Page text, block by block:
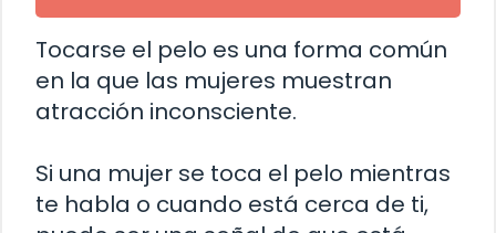
Tocarse el pelo es una forma común
en la que las mujeres muestran
atracción inconsciente.
Si una mujer se toca el pelo mientras
te habla o cuando está cerca de ti,